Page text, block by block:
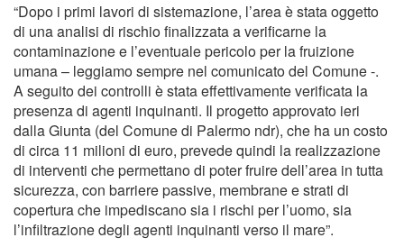
“Dopo i primi lavori di sistemazione, l’area è stata oggetto
di una analisi di rischio finalizzata a verificarne la
contaminazione e l’eventuale pericolo per la fruizione
umana – leggiamo sempre nel comunicato del Comune -.
A seguito dei controlli è stata effettivamente verificata la
presenza di agenti inquinanti. Il progetto approvato ieri
dalla Giunta (del Comune di Palermo ndr), che ha un costo
di circa 11 milioni di euro, prevede quindi la realizzazione
di interventi che permettano di poter fruire dell’area in tutta
sicurezza, con barriere passive, membrane e strati di
copertura che impediscano sia i rischi per l’uomo, sia
l’infiltrazione degli agenti inquinanti verso il mare”.